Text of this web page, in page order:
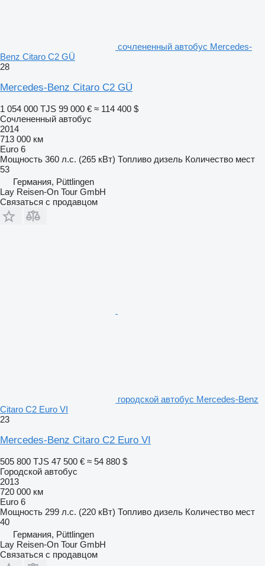
сочлененный автобус Mercedes-
Benz Citaro C2 GÜ
28
Mercedes-Benz Citaro C2 GÜ
1 054 000 TJS 99 000 € ≈ 114 400 $
Сочлененный автобус
2014
713 000 км
Euro 6
Мощность 360 л.с. (265 кВт) Топливо дизель Количество мест
53
Германия, Püttlingen
Lay Reisen-On Tour GmbH
Связаться с продавцом
городской автобус Mercedes-Benz
Citaro C2 Euro VI
23
Mercedes-Benz Citaro C2 Euro VI
505 800 TJS 47 500 € ≈ 54 880 $
Городской автобус
2013
720 000 км
Euro 6
Мощность 299 л.с. (220 кВт) Топливо дизель Количество мест
40
Германия, Püttlingen
Lay Reisen-On Tour GmbH
Связаться с продавцом